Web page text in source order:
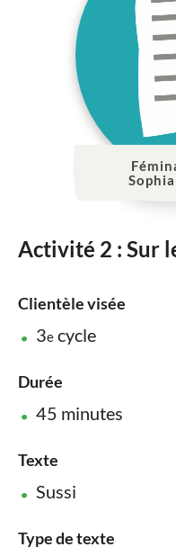
Activité 2 : Sur
Clientèle visée
3e cycle
Durée
45 minutes
Texte
Sussi
Type de texte